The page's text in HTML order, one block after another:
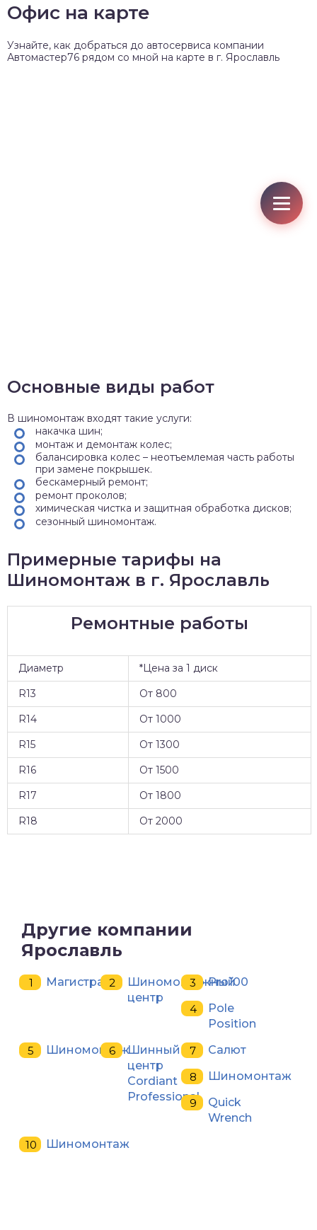
Офис на карте
Узнайте, как добраться до автосервиса компании
Автомастер76 рядом со мной на карте в г. Ярославль
Основные виды работ
В шиномонтаж входят такие услуги:
накачка шин;
монтаж и демонтаж колес;
балансировка колес – неотъемлемая часть работы
при замене покрышек.
бескамерный ремонт;
ремонт проколов;
химическая чистка и защитная обработка дисков;
сезонный шиномонтаж.
Примерные тарифы на
Шиномонтаж в г. Ярославль
Ремонтные работы
Диаметр
*Цена за 1 диск
R13
От 800
R14
От 1000
R15
От 1300
R16
От 1500
R17
От 1800
R18
От 2000
Другие компании
Ярославль
Магистраль
Шиномонтажный
центр
Pro100
Pole
Position
ШиномонтажШинный
центр
Cordiant
Professional
Салют
Шиномонтаж
Quick
Wrench
Шиномонтаж